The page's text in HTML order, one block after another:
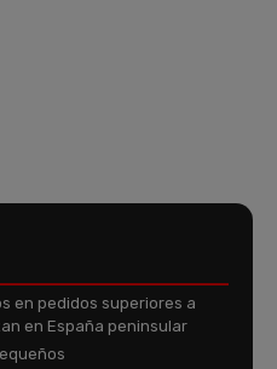
en pedidos superiores a
en España peninsular